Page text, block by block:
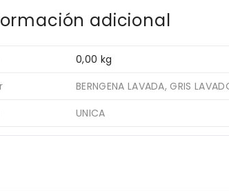
adicional
0,00 kg
BERNGENA LAVADA, GRIS
UNICA